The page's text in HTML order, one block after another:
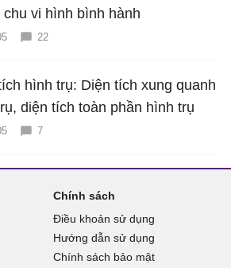
chu vi hình bình hành
22
hình trụ: Diện tích xung quanh
diện tích toàn phần hình trụ
7
Chính sách
Điều khoản sử dụng
Hướng dẫn sử dụng
Chính sách bảo mật